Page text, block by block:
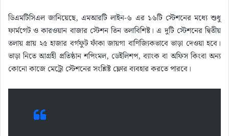
ডিএমটিসিএল জানিয়েছে, এমআরটি লাইন-৬ এর ১৬টি স্টেশনের মধ্যে শুধু
ফার্মগেট ও কারওয়ান বাজার স্টেশন তিন তলাবিশিষ্ট। এ দুটি স্টেশনের দ্বিতীয়
তলায় প্রায় ২৫ হাজার বর্গফুট ফাঁকা জায়গা বাণিজ্যিকভাবে ভাড়া দেওয়া হবে।
ভাড়া নিতে আগ্রহী প্রতিষ্ঠান শপিংমল, ডেইলিশপ, ব্যাংক বা অফিস কিংবা অন্য
কোনো কাজে মেট্রো স্টেশনের সংশ্লিষ্ট ফ্লোর ব্যবহার করতে পারবে।